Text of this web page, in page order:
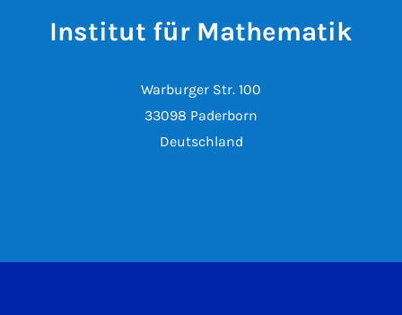
Institut für Mathematik
Warburger Str. 100
33098 Paderborn
Deutschland